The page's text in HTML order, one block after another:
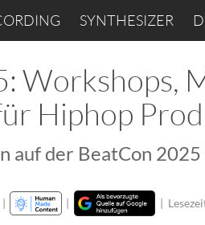
SYNTHESIZER
Workshops,
Hiphop
auf der BeatCon
| | |